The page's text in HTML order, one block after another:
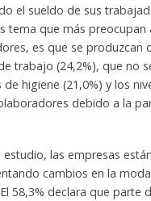
el sueldo de sus
tema que más preocupan
es que se produzcan
trabajo (24,2%), que no
higiene (21,0%) y los
debido a la
estudio, las empresas están
cambios en la
58,3% declara que parte